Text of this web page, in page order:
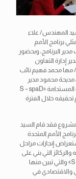
المهندس/ علاء
برنامج الأمم
البرنامج، وبحضور
إدارة التعاون
مها محمد فهيم نائب
محمود مدير
المشروع، لمناقشة إنجازات مشروع التنمية المكانية المستدامة «S – spaD
تحقيقه خلال الفترة
فقد قام السيد
الأمم المتحدة
إنجازات مراحل
التي بني على
أساسها مشروع التنمية المستدامة«S – SpaD 2030» والتي تبين منها
والاقتصادي في